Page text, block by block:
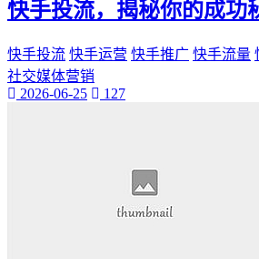
快手投流，揭秘你的成功
快手投流 快手运营 快手推广 快手流量
社交媒体营销
2026-06-25
127